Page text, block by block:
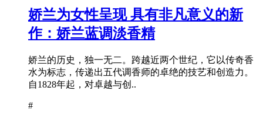
娇兰为女性呈现 具有非凡意义的新
作：娇兰蓝调淡香精
娇兰的历史，独一无二。跨越近两个世纪，它以传奇香
水为标志，传递出五代调香师的卓绝的技艺和创造力。
自1828年起，对卓越与创..
#